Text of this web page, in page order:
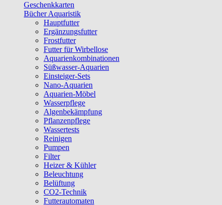
Geschenkkarten
Bücher Aquaristik
Hauptfutter
Ergänzungsfutter
Frostfutter
Futter für Wirbellose
Aquarienkombinationen
Süßwasser-Aquarien
Einsteiger-Sets
Nano-Aquarien
Aquarien-Möbel
Wasserpflege
Algenbekämpfung
Pflanzenpflege
Wassertests
Reinigen
Pumpen
Filter
Heizer & Kühler
Beleuchtung
Belüftung
CO2-Technik
Futterautomaten